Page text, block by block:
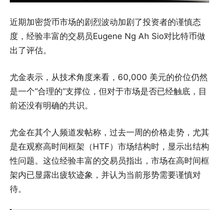
近期加密货币市场的剧烈波动加剧了投资者的谨慎态
度，经验丰富的交易员Eugene Ng Ah Sio对比特币做
出了评估。
尤金表示，从技术角度来看，60,000 美元的价位仍然
是一个“合理的”支撑位，但对于市场是否已经触底，目
前还没有明确的共识。
尤金在其个人频道发帖称，过去一周的价格走势，尤其
是在观察高时间框架（HTF）市场结构时，显示出结构
性问题。这位经验丰富的交易员指出，市场在高时间框
架内已显露出疲软迹象，并认为当前形势需要谨慎对
待。